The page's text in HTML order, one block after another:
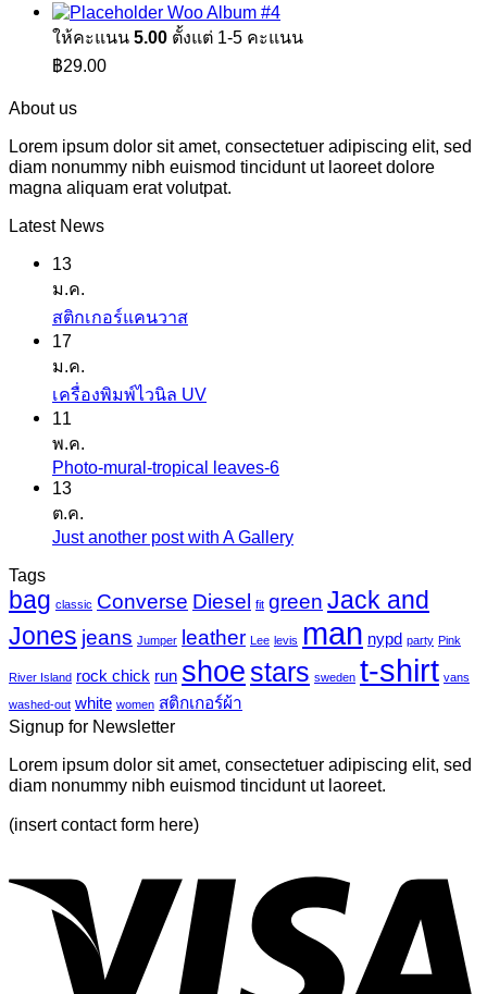
Woo Album #4
ให้คะแนน 5.00 ตั้งแต่ 1-5 คะแนน
฿29.00
About us
Lorem ipsum dolor sit amet, consectetuer adipiscing elit, sed
diam nonummy nibh euismod tincidunt ut laoreet dolore
magna aliquam erat volutpat.
Latest News
13
ม.ค.
สติกเกอร์แคนวาสไม่มี
บน
นวาส
17
ม.ค.
เครื่องพิมพ์ไวนิล UVไม่มี
บน
ไว
11
พ.ค.
Photo-mural-tropical leaves-6ไม่มี
mural-
tropical
leaves-
13
ต.ค.
Just another post with A Galleryไม่มี
เห็น
บน
Just
another
post
Tags
bag classic Converse Diesel fit green Jack and
Jones jeans Jumper leather Lee levis man nypd party Pink
River Island rock chick run shoe stars sweden t-shirt vans
washed-out white women สติกเกอร์ผ้า
Signup for Newsletter
Lorem ipsum dolor sit amet, consectetuer adipiscing elit, sed
diam nonummy nibh euismod tincidunt ut laoreet.
(insert contact form here)